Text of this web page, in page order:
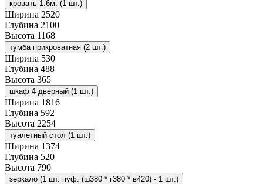
кровать 1.6м. (1 шт.)
Ширина 2520
Глубина 2100
Высота 1168
тумба прикроватная (2 шт.)
Ширина 530
Глубина 488
Высота 365
шкаф 4 дверный (1 шт.)
Ширина 1816
Глубина 592
Высота 2254
туалетный стол (1 шт.)
Ширина 1374
Глубина 520
Высота 790
зеркало (1 шт. пуф: (ш380 * г380 * в420) - 1 шт.)